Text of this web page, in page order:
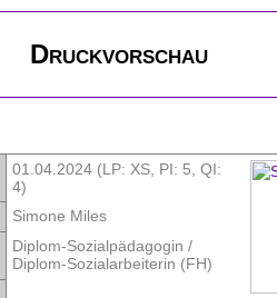
Druckvorschau
01.04.2024 (LP: XS, PI: 5 QI:
4)
Simone Miles
Diplom-Sozialpädagogin /
Diplom-Sozialarbeiterin (FH)